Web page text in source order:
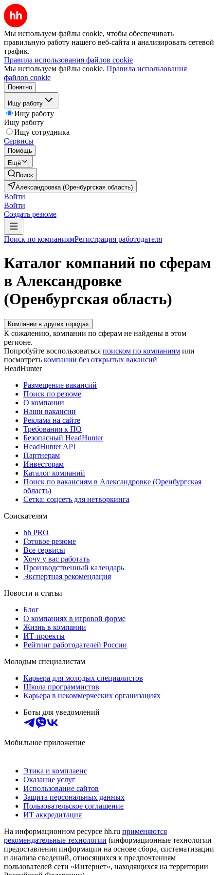
Мы используем файлы cookie, чтобы обеспечивать
правильную работу нашего веб-сайта и анализировать сетевой
трафик.
Правила использования файлов cookie
Мы используем файлы cookie. Правила использования
файлов cookie
Понятно
Ищу работу
Ищу работу
Ищу работу
Ищу сотрудника
Сервисы
Помощь
Ещё
Поиск
Александровка (Оренбургская область)
Войти
Войти
Создать резюме
Поиск по компаниямРегистрация работодателя
Каталог компаний по сферам
в Александровке
(Оренбургская область)
Компании в других городах
К сожалению, компании по сферам не найдены в этом
регионе.
Попробуйте воспользоваться поиском по компаниям или
посмотреть компании без открытых вакансий
HeadHunter
Размещение вакансий
Поиск по резюме
О компании
Наши вакансии
Реклама на сайте
Требования к ПО
Безопасный HeadHunter
HeadHunter API
Партнерам
Инвесторам
Каталог компаний
Поиск по вакансиям в Александровке (Оренбургская
область)
Сетка: соцсеть для нетворкинга
Соискателям
hh PRO
Готовое резюме
Все сервисы
Хочу у вас работать
Производственный календарь
Экспертная рекомендация
Новости и статьи
Блог
О компаниях в игровой форме
Жизнь в компании
ИТ-проекты
Рейтинг работодателей России
Молодым специалистам
Карьера для молодых специалистов
Школа программистов
Карьера в некоммерческих организациях
Боты для уведомлений
Мобильное приложение
Этика и комплаенс
Оказание услуг
Использование сайтов
Защита персональных данных
Пользовательское соглашение
ИТ аккредитация
На информационном ресурсе hh.ru применяются
рекомендательные технологии (информационные технологии
предоставления информации на основе сбора, систематизации
и анализа сведений, относящихся к предпочтениям
пользователей сети «Интернет», находящихся на территории